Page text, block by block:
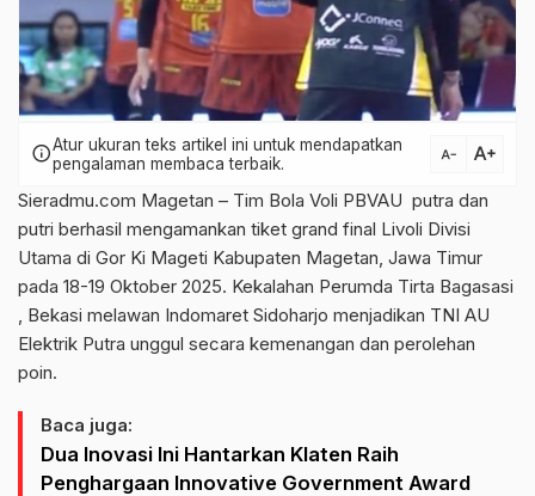
infoAtur ukuran teks artikel ini untuk mendapatkan
pengalaman membaca terbaik.
text_decrease text_increase
Sieradmu.com Magetan – Tim Bola Voli PBVAU putra dan
putri berhasil mengamankan tiket grand final Livoli Divisi
Utama di Gor Ki Mageti Kabupaten Magetan, Jawa Timur
pada 18-19 Oktober 2025. Kekalahan Perumda Tirta Bagasasi
, Bekasi melawan Indomaret Sidoharjo menjadikan TNI AU
Elektrik Putra unggul secara kemenangan dan perolehan
poin.
Baca juga:
Dua Inovasi Ini Hantarkan Klaten Raih
Penghargaan Innovative Government Award